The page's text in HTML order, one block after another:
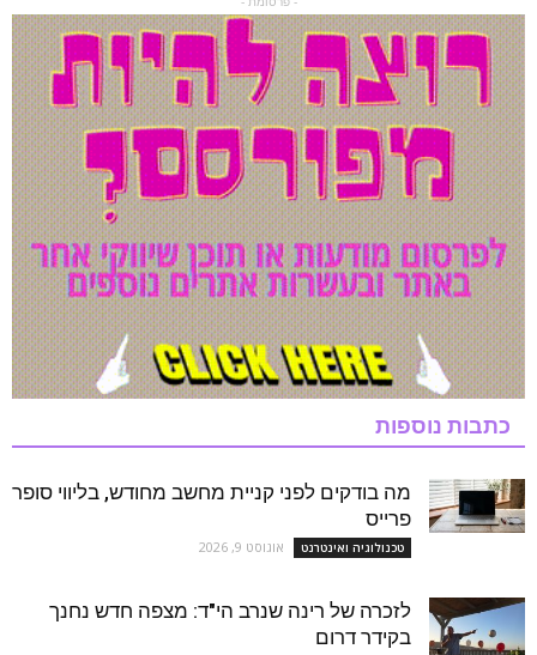
כתבות נוספות
מה בודקים לפני קניית מחשב מחודש, בליווי סופר
פרייס
טכנולוגיה ואינטרנט אוגוסט 9, 2026
לזכרה של רינה שנרב הי"ד: מצפה חדש נחנך
בקידר דרום